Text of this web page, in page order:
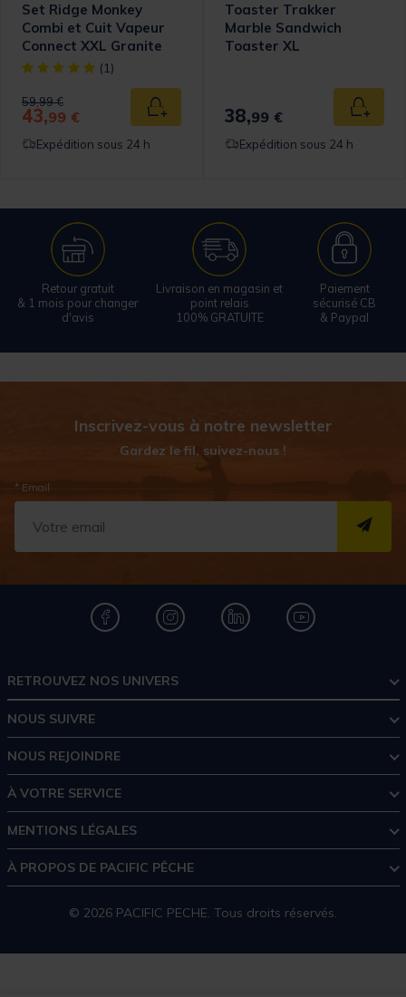
panier
Set Ridge Monkey
Combi et Cuit Vapeur
Connect XXL Granite
Edition
[object Object] out of 5 Customer Rating
(1)
Price reduced from
59,99 €to
43,99 € Ajouter au panier
Expédition sous 24 h
Toaster Trakker
Marble Sandwich
Toaster XL
38,99 €
Expédition sous 24 h
Retour gratuit
& 1 mois pour changer
d'avis
Livraison en magasin et
point relais
100% GRATUITE
Paiement
sécurisé CB
& Paypal
Inscrivez-vous à notre newsletter
Gardez le fil, suivez-nous !
* Email
RETROUVEZ NOS UNIVERS
NOUS SUIVRE
NOUS REJOINDRE
À VOTRE SERVICE
MENTIONS LÉGALES
À PROPOS DE PACIFIC PÊCHE
© 2026 PACIFIC PECHE. Tous droits réservés.